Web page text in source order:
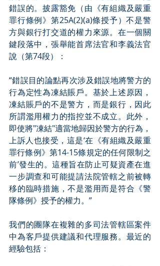
錯誤的。披露豁免（由《有組織及嚴重
罪行條例》第25A(2)(a)條授予）不是警
方與銀行打交道的權力來源。在一個關
鍵段落中，張舉能首席法官和李義法官
說（第74段）：
“錯誤目的論點再次涉及錯誤地將警方的
行為定性為凍結賬戶。基於上述原因，
凍結賬戶的不是警方，而是銀行，因此
所謂濫用權力的指控並不成立。此外，
即使將"凍結"適當地歸因於警方的行為，
上訴人也接受，這是‘在《有組織及嚴重
罪行條例》第14-15條規定的任何限制之
前’發生的。這種旨在防止可疑資產在進
一步調查和可能提請法院管轄之前被轉
移的臨時措施，不是濫用而是符合《警
隊條例》授予的權力。”
我們的團隊在複雜的多司法管轄區案件
中為客戶提供建議和代理服務。最近的
經驗包括：